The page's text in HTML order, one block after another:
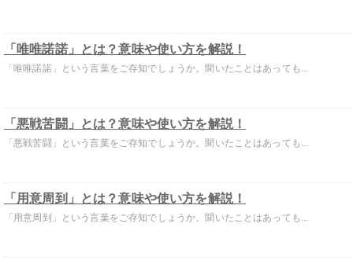
「唯唯諾諾」とは？意味や使い方を解説！
「唯唯諾諾」という言葉をご存知でしょうか。聞いたことはあっても...
「悪戦苦闘」とは？意味や使い方を解説！
「悪戦苦闘」という言葉をご存知でしょうか。聞いたことはあっても...
「用意周到」とは？意味や使い方を解説！
「用意周到」という言葉をご存知でしょうか。聞いたことはあっても...